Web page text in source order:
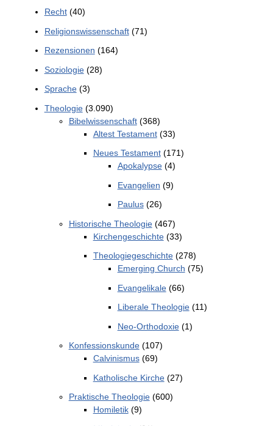
Recht(40)
Religionswissenschaft(71)
Rezensionen (164)
Soziologie(28)
Sprache(3)
Theologie(3.090)
Bibelwissenschaft(368)
Altest Testament(33)
Neues Testament(171)
Apokalypse(4)
Evangelien (9)
Paulus(26)
Historische Theologie(467)
Kirchengeschichte(33)
Theologiegeschichte(278)
Emerging Church (75)
Evangelikale(66)
Liberale Theologie(11)
Neo-Orthodoxie(1)
Konfessionskunde(107)
Calvinismus(69)
Katholische Kirche(27)
Praktische Theologie(600)
Homiletik(9)